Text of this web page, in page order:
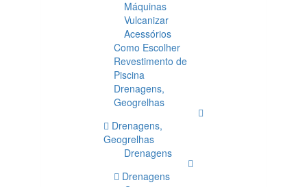
Máquinas
Vulcanizar
Acessórios
Como Escolher
Revestimento de
Piscina
Drenagens,
Geogrelhas
Drenagens,
Geogrelhas
Drenagens
Drenagens